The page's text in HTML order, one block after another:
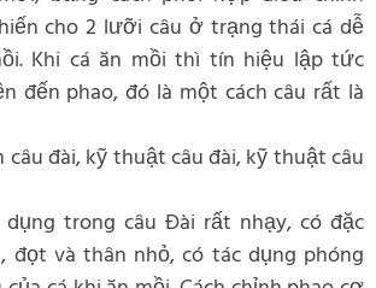
cho 2 lưỡi câu ở trạng thái cá dễ
Khi cá ăn mồi thì tín hiệu lập tức
đến phao, đó là một cách câu rất là
đài, kỹ thuật câu đài, kỹ thuật câu
dụng trong câu Đài rất nhạy, có đặc
đọt và thân nhỏ, có tác dụng phóng